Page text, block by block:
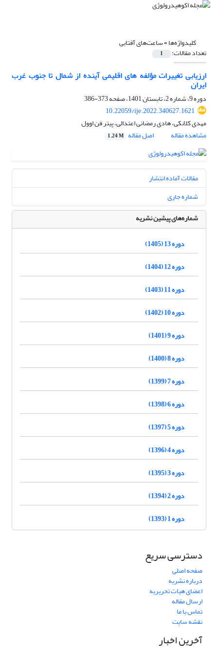
کلیدواژه‌ها =ساعت‌های آفتابی
تعداد مقالات: 1
ارزیابی تغییرات مؤلفه ‏های اقلیمی آینده از شمال تا جنوب غرب
ایران
دوره 9، شماره 2، تابستان 1401، صفحه
373-386
10.22059/ije.2022.340627.1621
مهدی کلانکی، هادی رمضانی اعتدالی، پیتر فن اوول
مشاهده مقاله
اصل مقاله 1.24 M
مقالات آماده انتشار
شماره جاری
شماره‌های پیشین نشریه
دوره 13 (1405)
دوره 12 (1404)
دوره 11 (1403)
دوره 10 (1402)
دوره 9 (1401)
دوره 8 (1400)
دوره 7 (1399)
دوره 6 (1398)
دوره 5 (1397)
دوره 4 (1396)
دوره 3 (1395)
دوره 2 (1394)
دوره 1 (1393)
دسترسی سریع
صفحه اصلی
درباره نشریه
اعضای هیات تحریریه
ارسال مقاله
تماس با ما
نقشه سایت
آخرین اخبار